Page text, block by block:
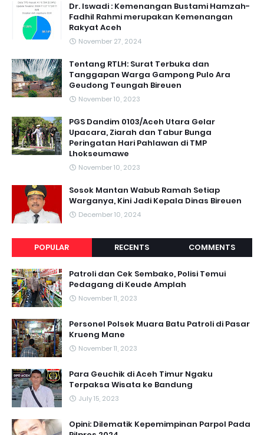
Dr. Iswadi : Kemenangan Bustami Hamzah-
Fadhil Rahmi merupakan Kemenangan
Rakyat Aceh
November 27, 2024
Tentang RTLH: Surat Terbuka dan
Tanggapan Warga Gampong Pulo Ara
Geudong Teungah Bireuen
November 10, 2023
PGS Dandim 0103/Aceh Utara Gelar
Upacara, Ziarah dan Tabur Bunga
Peringatan Hari Pahlawan di TMP
Lhokseumawe
November 10, 2023
Sosok Mantan Wabub Ramah Setiap
Warganya, Kini Jadi Kepala Dinas Bireuen
December 10, 2024
POPULAR RECENTS COMMENTS
Patroli dan Cek Sembako, Polisi Temui
Pedagang di Keude Amplah
November 11, 2023
Personel Polsek Muara Batu Patroli di Pasar
Krueng Mane
November 11, 2023
Para Geuchik di Aceh Timur Ngaku
Terpaksa Wisata ke Bandung
July 15, 2023
Opini: Dilematik Kepemimpinan Parpol Pada